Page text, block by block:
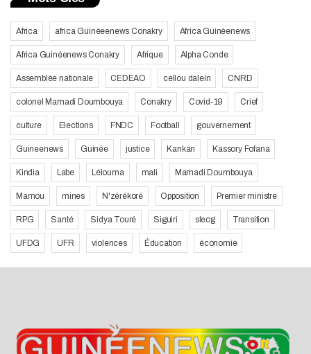
Africa africa Guinéeenews Conakry Africa Guinéenews
Africa Guinéenews Conakry Afrique Alpha Conde
Assemblée nationale CEDEAO cellou dalein CNRD
colonel Mamadi Doumbouya Conakry Covid-19 Crief
culture Elections FNDC Football gouvernement
Guineenews Guinée justice Kankan Kassory Fofana
Kindia Labe Lélouma mali Mamadi Doumbouya
Mamou mines N'zérékoré Opposition Premier ministre
RPG Santé Sidya Touré Siguiri slecg Transition
UFDG UFR violences Éducation économie